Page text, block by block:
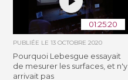
01:25:20
PUBLIÉE LE13 OCTOBRE 2020
Pourquoi Lebesgue essayait
de mesurer les surfaces, et n'y
arrivait pas